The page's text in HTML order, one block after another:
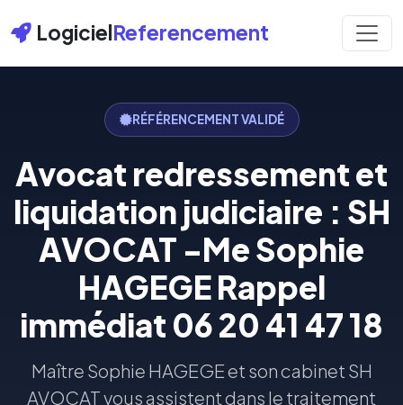
LogicielReferencement
RÉFÉRENCEMENT VALIDÉ
Avocat redressement et
liquidation judiciaire : SH
AVOCAT -Me Sophie
HAGEGE Rappel
immédiat 06 20 41 47 18
Maître Sophie HAGEGE et son cabinet SH
AVOCAT vous assistent dans le traitement